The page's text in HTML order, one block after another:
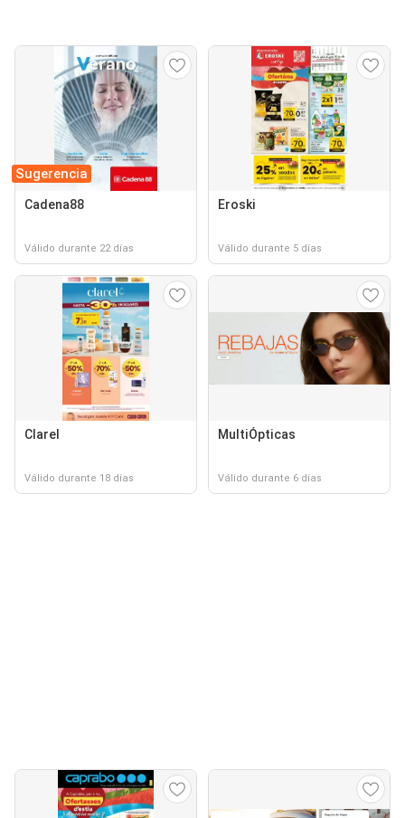
Sugerencia
Cadena88
Válido durante 22 días
Eroski
Válido durante 5 días
Clarel
Válido durante 18 días
MultiÓpticas
Válido durante 6 días